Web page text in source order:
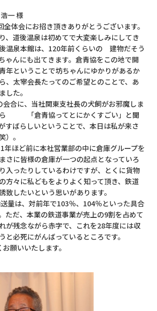
一 様
体会にお招き頂きありがとうございます。
、道後温泉は初めてで大変楽しみにしてき
温泉本館は、120年前くらいの 建物だそう
ゃんにも出てきます。倉青協をこの地で開
ということで坊ちゃんにゆかりがあるか
、太宰会長たってのご希望とのことで、あ
した。
合に、当社関東支社長の犬飼がお邪魔しま
ら 「倉青協ってとにかくすごい」と聞
すばらしいということで、本日は私が来さ
）。
年ほど前に本社営業部の中に倉庫グループを
さに皆様の倉庫が一つの起点となっていろ
入ったりしているわけですが、とくに貨物
方々に私どもをよりよく知って頂き、鉄道
致したいという思いがあります。
量は、対前年で103％、104％といった具合
ただ、本業の鉄道事業が売上の9割を占めて
が残念ながら赤字で、これを28年度には収
と必死にがんばっているところです。
願いいたします。